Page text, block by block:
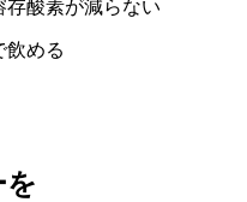
存酸素が減らない
飲める